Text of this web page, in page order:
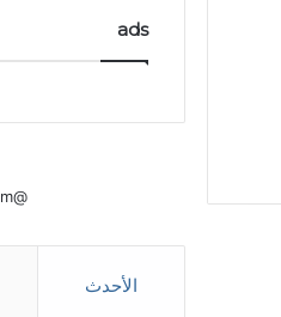
ads
@almajmooa.com
الأحدث